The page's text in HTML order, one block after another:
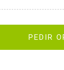
PEDIR